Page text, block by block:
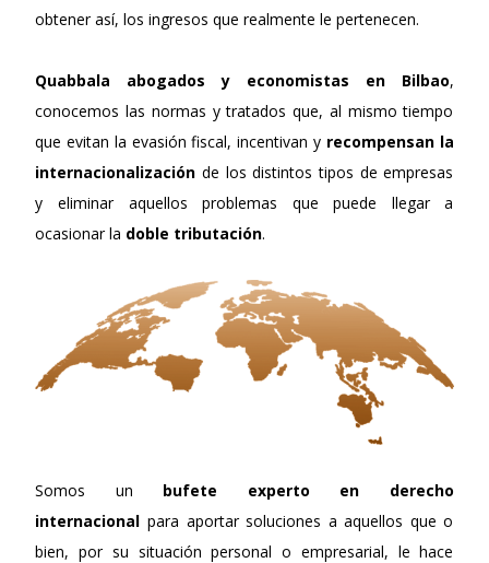
obtener así, los ingresos que realmente le pertenecen.
Quabbala abogados y economistas en Bilbao,
conocemos las normas y tratados que, al mismo tiempo
que evitan la evasión fiscal, incentivan y recompensan la
internacionalización de los distintos tipos de empresas
y eliminar aquellos problemas que puede llegar a
ocasionar la doble tributación.
Somos un bufete experto en derecho
internacional para aportar soluciones a aquellos que o
bien, por su situación personal o empresarial, le hace